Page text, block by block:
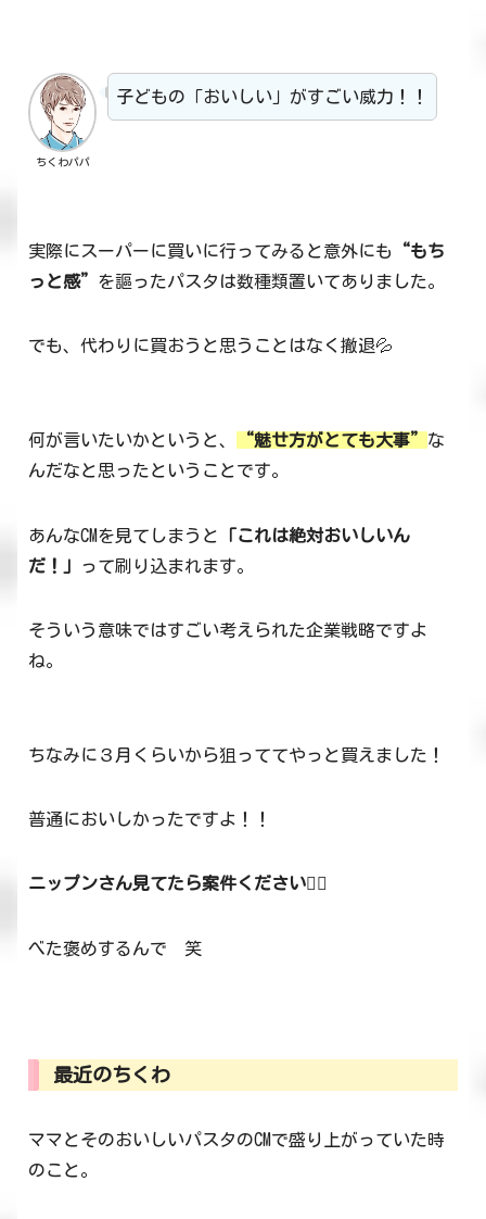
ちくわパパ
子どもの「おいしい」がすごい威力！！
実際にスーパーに買いに行ってみると意外にも
“もち
っと感” を謳ったパスタは数種類置いてありました。
でも、代わりに買おうと思うことはなく撤退💦
何が言いたいかというと、 “魅せ方がとても大事” な
んだなと思ったということです。
あんなCMを見てしまうと
「これは絶対おいしいん
だ！」
って刷り込まれます。
そういう意味ではすごい考えられた企業戦略ですよ
ね。
ちなみに３月くらいから狙っててやっと買えました！
普通においしかったですよ！！
ニップンさん見てたら案件ください🙇‍♂️
べた褒めするんで 笑
最近のちくわ
ママとそのおいしいパスタのCMで盛り上がっていた時
のこと。